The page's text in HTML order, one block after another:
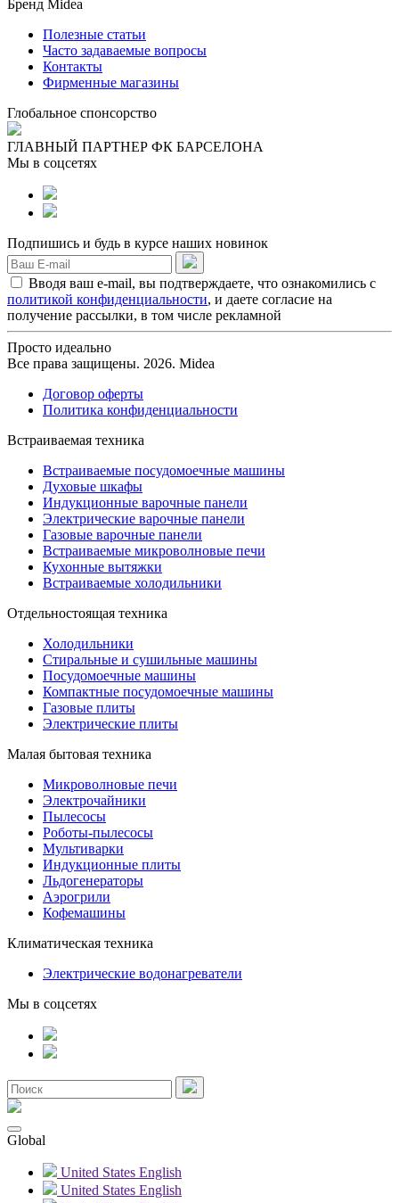
Бренд Midea
Полезные статьи
Часто задаваемые вопросы
Контакты
Фирменные магазины
Глобальное спонсорство
ГЛАВНЫЙ ПАРТНЕР ФК БАРСЕЛОНА
Мы в соцсетях
Подпишись и будь в курсе наших новинок
Вводя ваш e-mail, вы подтверждаете, что ознакомились с
политикой конфиденциальности, и даете согласие на
получение рассылки, в том числе рекламной
Просто идеально
Все права защищены. 2026. Midea
Договор оферты
Политика конфиденциальности
Встраиваемая техника
Встраиваемые посудомоечные машины
Духовые шкафы
Индукционные варочные панели
Электрические варочные панели
Газовые варочные панели
Встраиваемые микроволновые печи
Кухонные вытяжки
Встраиваемые холодильники
Отдельностоящая техника
Холодильники
Стиральные и сушильные машины
Посудомоечные машины
Компактные посудомоечные машины
Газовые плиты
Электрические плиты
Малая бытовая техника
Микроволновые печи
Электрочайники
Пылесосы
Роботы-пылесосы
Мультиварки
Индукционные плиты
Льдогенераторы
Аэрогрили
Кофемашины
Климатическая техника
Электрические водонагреватели
Мы в соцсетях
Global
United States English
United States English